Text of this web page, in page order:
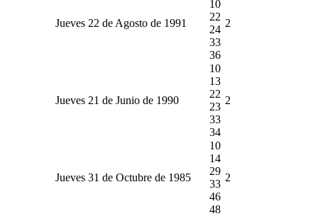
Jueves 22 de Agosto de 1991
10
22
24
33
36
2
Jueves 21 de Junio de 1990
10
13
22
23
33
34
2
Jueves 31 de Octubre de 1985
10
14
29
33
46
48
2